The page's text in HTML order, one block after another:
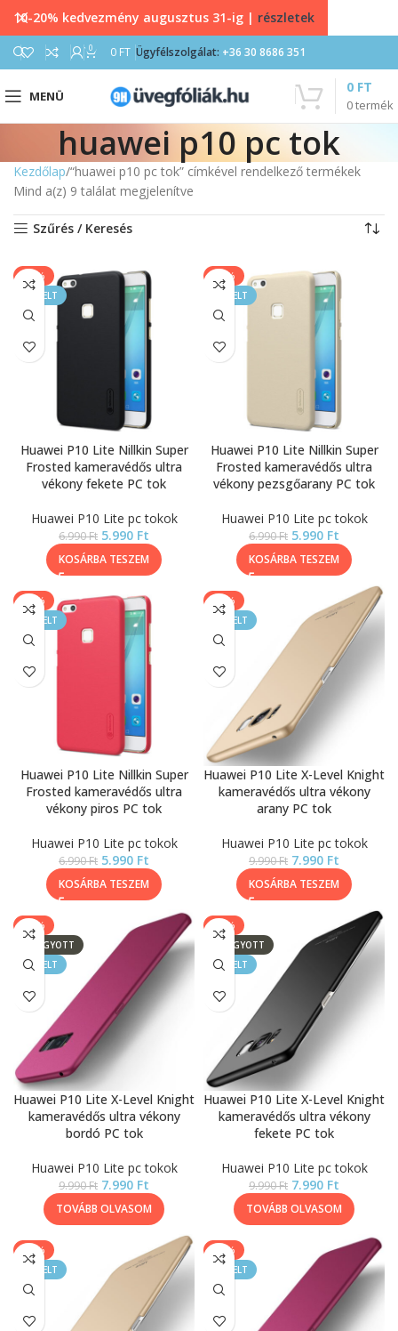
0 0 FT Ügyfélszolgálat: +36 30 8686 351
MENÜ
0termék
0 FT
huawei p10 pc tok
Kezdőlap “huawei p10 pc tok” címkével rendelkező termékek
Mind a(z) 9 találat megjelenítve
Szűrés / Keresés
-14%
KIEMELT
Huawei P10 Lite Nillkin Super
Frosted kameravédős ultra
vékony fekete PC tok
Huawei P10 Lite pc tokok
6.990Ft 5.990 Ft
KOSÁRBA TESZEM
-14%
KIEMELT
Huawei P10 Lite Nillkin Super
Frosted kameravédős ultra
vékony pezsgőarany PC tok
Huawei P10 Lite pc tokok
6.990Ft 5.990 Ft
KOSÁRBA TESZEM
-14%
KIEMELT
Huawei P10 Lite Nillkin Super
Frosted kameravédős ultra
vékony piros PC tok
Huawei P10 Lite pc tokok
6.990Ft 5.990 Ft
KOSÁRBA TESZEM
-20%
KIEMELT
Huawei P10 Lite X-Level Knight
kameravédős ultra vékony
arany PC tok
Huawei P10 Lite pc tokok
9.990Ft 7.990 Ft
KOSÁRBA TESZEM
-20%
ELFOGYOTT
KIEMELT
Huawei P10 Lite X-Level Knight
kameravédős ultra vékony
bordó PC tok
Huawei P10 Lite pc tokok
9.990Ft 7.990 Ft
TOVÁBB OLVASOM
-20%
ELFOGYOTT
KIEMELT
Huawei P10 Lite X-Level Knight
kameravédős ultra vékony
fekete PC tok
Huawei P10 Lite pc tokok
9.990Ft 7.990 Ft
TOVÁBB OLVASOM
-20%
KIEMELT
-20%
KIEMELT
10-20% kedvezmény augusztus 31-ig | részletek